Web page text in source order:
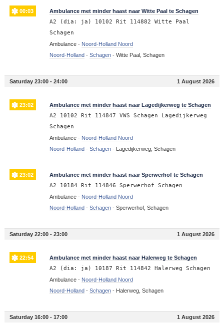
00:03 Ambulance met minder haast naar Witte Paal te Schagen
A2 (dia: ja) 10102 Rit 114882 Witte Paal
Schagen
Ambulance - Noord-Holland Noord
Noord-Holland- Schagen- Witte Paal, Schagen
Saturday 23:00 - 24:00 1 August 2026
23:02 Ambulance met minder haast naar Lagedijkerweg te Schagen
A2 10102 Rit 114847 VWS Schagen Lagedijkerweg
Schagen
Ambulance - Noord-Holland Noord
Noord-Holland- Schagen- Lagedijkerweg, Schagen
23:02 Ambulance met minder haast naar Sperwerhof te Schagen
A2 10184 Rit 114846 Sperwerhof Schagen
Ambulance - Noord-Holland Noord
Noord-Holland- Schagen- Sperwerhof, Schagen
Saturday 22:00 - 23:00 1 August 2026
22:54 Ambulance met minder haast naar Halerweg te Schagen
A2 (dia: ja) 10187 Rit 114842 Halerweg Schagen
Ambulance - Noord-Holland Noord
Noord-Holland- Schagen- Halerweg, Schagen
Saturday 16:00 - 17:00 1 August 2026